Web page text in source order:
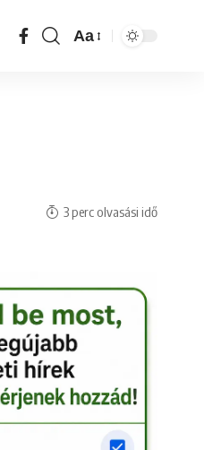
Aa
3 perc olvasási idő